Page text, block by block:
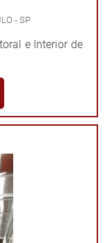
- SP
e Interior de